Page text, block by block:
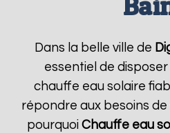
Dans la belle ville de
essentiel de
chauffe eau solaire
répondre aux besoins
pourquoi Chauffe eau